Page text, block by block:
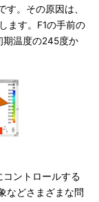
。その原因は、
ます。F1の手前の
期温度の245度か
ントロールする
などさまざまな問